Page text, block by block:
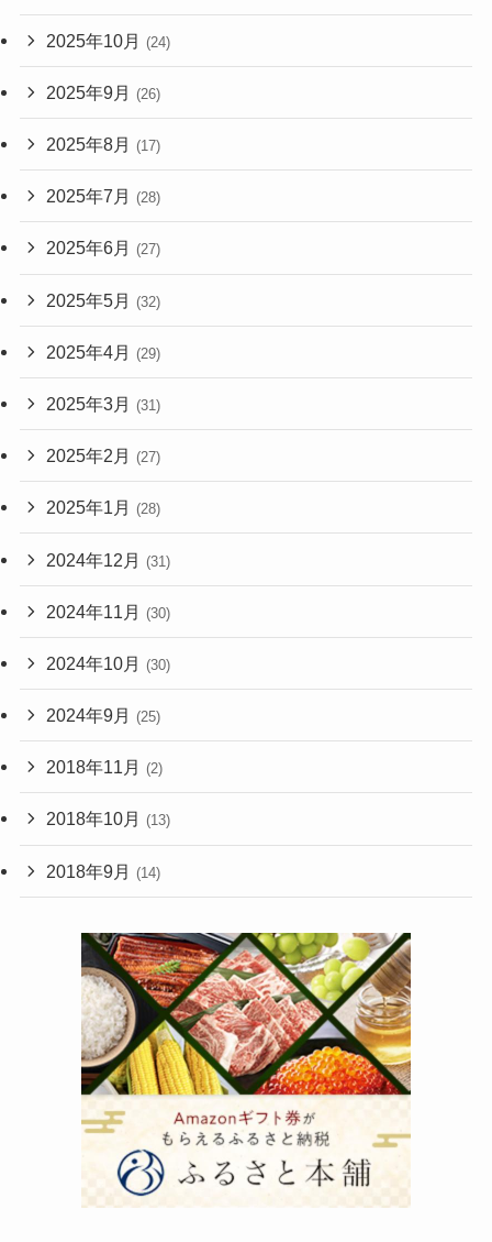
2025年10月 (24)
2025年9月 (26)
2025年8月 (17)
2025年7月 (28)
2025年6月 (27)
2025年5月 (32)
2025年4月 (29)
2025年3月 (31)
2025年2月 (27)
2025年1月 (28)
2024年12月 (31)
2024年11月 (30)
2024年10月 (30)
2024年9月 (25)
2018年11月 (2)
2018年10月 (13)
2018年9月 (14)